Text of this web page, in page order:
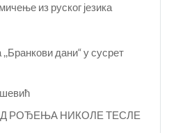
из руског језика
дани“ у сусрет
РОЂЕЊА НИКОЛЕ ТЕСЛЕ